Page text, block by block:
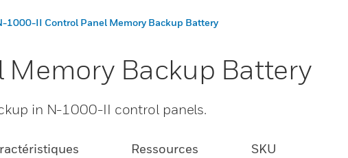
1000-II Control Panel Memory Backup Battery
Backup Battery
in N-1000-II control panels.
Ressources SKU